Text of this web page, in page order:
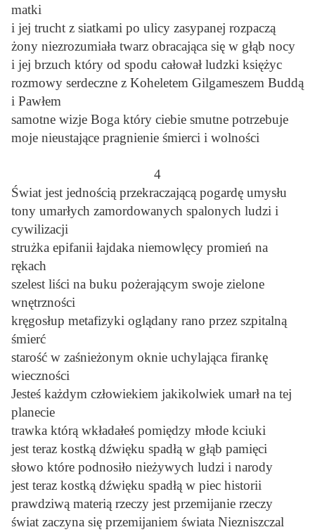
matki
i jej trucht z siatkami po ulicy zasypanej rozpaczą
żony niezrozumiała twarz obracająca się w głąb nocy
i jej brzuch który od spodu całował ludzki księżyc
rozmowy serdeczne z Koheletem Gilgameszem Buddą
i Pawłem
samotne wizje Boga który ciebie smutne potrzebuje
moje nieustające pragnienie śmierci i wolności
4
Świat jest jednością przekraczającą pogardę umysłu
tony umarłych zamordowanych spalonych ludzi i
cywilizacji
strużka epifanii łajdaka niemowlęcy promień na
rękach
szelest liści na buku pożerającym swoje zielone
wnętrzności
kręgosłup metafizyki oglądany rano przez szpitalną
śmierć
starość w zaśnieżonym oknie uchylająca firankę
wieczności
Jesteś każdym człowiekiem jakikolwiek umarł na tej
planecie
trawka którą wkładałeś pomiędzy młode kciuki
jest teraz kostką dźwięku spadłą w głąb pamięci
słowo które podnosiło nieżywych ludzi i narody
jest teraz kostką dźwięku spadłą w piec historii
prawdziwą materią rzeczy jest przemijanie rzeczy
świat zaczyna się przemijaniem świata Niezniszczal